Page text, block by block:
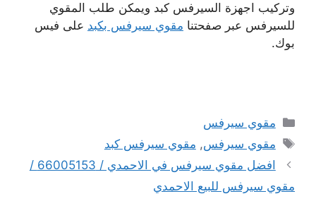
وتركيب اجهزة السيرفس كبد ويمكن طلب المقوي
للسيرفس عبر صفحتنا مقوي سيرفس بكبد على فيس
بوك.
التصنيفات
مقوي سيرفس
الوسوم
مقوي سيرفس, مقوي سيرفس كبد
افضل مقوي سيرفس في الاحمدي / 66005153 /
مقوي سيرفس للبيع الاحمدي